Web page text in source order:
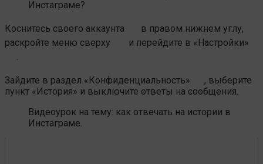
Инстаграме?
Коснитесь своего аккаунта
в правом нижнем углу,
раскройте меню сверху
и перейдите в «Настройки»
Зайдите в раздел «Конфиденциальность»
, выберите
пункт «История» и выключите ответы на сообщения.
Видеоурок на тему: как отвечать на истории в
Инстаграме.